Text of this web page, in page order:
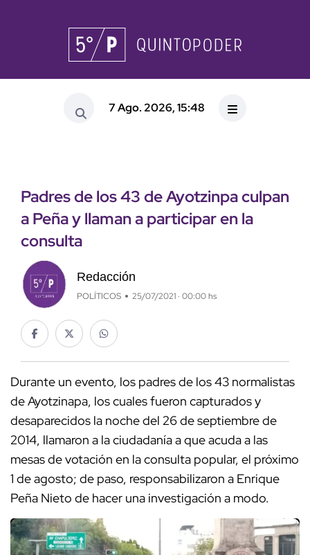
7 Ago. 2026, 15:48
Padres de los 43 de Ayotzinpa culpan
a Peña y llaman a participar en la
consulta
Redacción
POLÍTICOS 25/07/2021 · 00:00 hs
Durante un evento, los padres de los 43 normalistas
de Ayotzinapa, los cuales fueron capturados y
desaparecidos la noche del 26 de septiembre de
2014, llamaron a la ciudadanía a que acuda a las
mesas de votación en la consulta popular, el próximo
1 de agosto; de paso, responsabilizaron a Enrique
Peña Nieto de hacer una investigación a modo.